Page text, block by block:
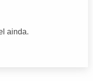
ainda.